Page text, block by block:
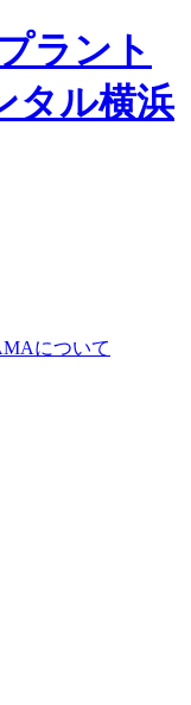
について